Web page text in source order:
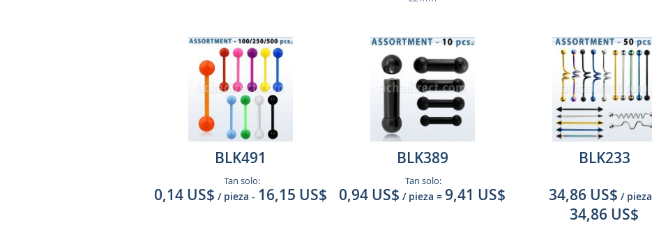
BLK491
Tan solo:
0,14 US$ / pieza - 16,15 US$
BLK389
Tan solo:
0,94 US$ / pieza = 9,41 US$
BLK233
34,86 US$ / pieza
34,86 US$